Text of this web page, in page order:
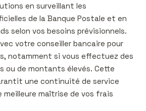
en surveillant les
de la Banque Postale et en
selon vos besoins prévisionnels.
votre conseiller bancaire pour
notamment si vous effectuez des
ou de montants élevés. Cette
une continuité de service
meilleure maîtrise de vos frais